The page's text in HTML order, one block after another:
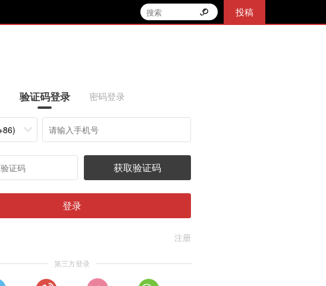
投稿
验证码登录 密码登录
获取验证码
登录
注册
第三方登录